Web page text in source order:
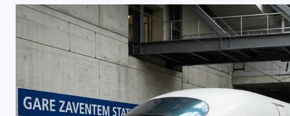
zaobserwuj nas
zaobserwuj nas
zaobserwuj nas